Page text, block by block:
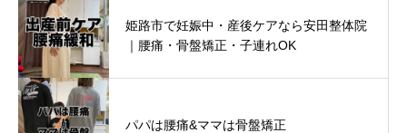
姫路市で妊娠中・産後ケアなら安田整体院
｜腰痛・骨盤矯正・子連れOK
パパは腰痛&ママは骨盤矯正